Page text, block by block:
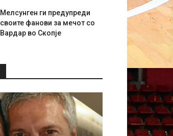
Мелсунген ги предупреди
своите фанови за мечот со
Вардар во Скопје